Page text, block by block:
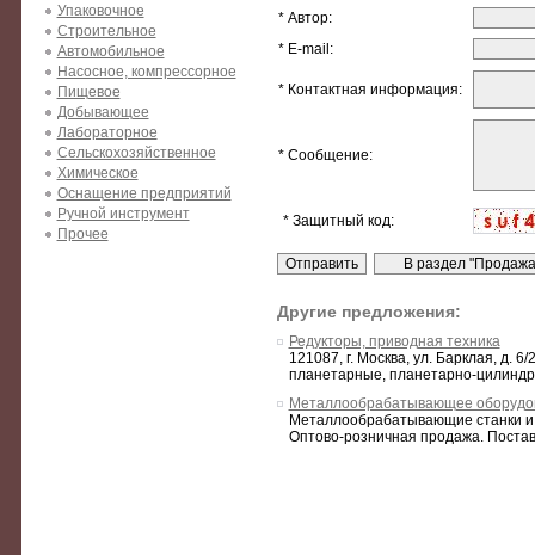
Упаковочное
Строительное
Автомобильное
Насосное, компрессорное
Пищевое
Добывающее
Лабораторное
Сельскохозяйственное
Химическое
Оснащение предприятий
Ручной инструмент
Прочее
* Автор:
* E-mail:
* Контактная информация:
* Сообщение:
* Защитный код:
Другие предложения:
Редукторы, приводная техника
121087, г. Москва, ул. Барклая, д.
планетарные, планетарно-
Металлообрабатывающее
Металлообрабатывающие станки
Оптово-розничная продажа.